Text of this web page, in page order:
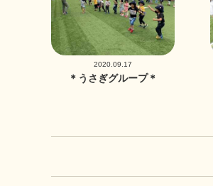
2020.09.17
＊うさぎグループ＊